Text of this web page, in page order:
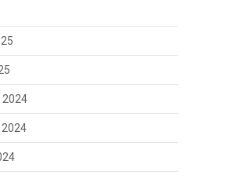
2024
2024